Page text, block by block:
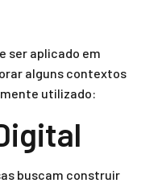
ser aplicado em
alguns contextos
utilizado:
buscam construir